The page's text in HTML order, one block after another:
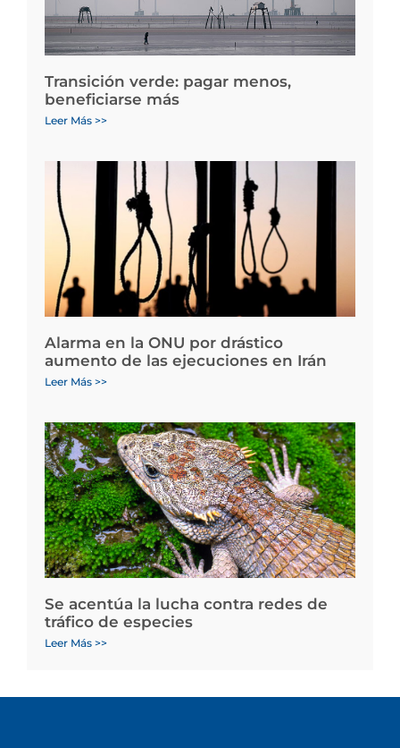
Transición verde: pagar menos,
beneficiarse más
Leer Más >>
Alarma en la ONU por drástico
aumento de las ejecuciones en Irán
Leer Más >>
Se acentúa la lucha contra redes de
tráfico de especies
Leer Más >>